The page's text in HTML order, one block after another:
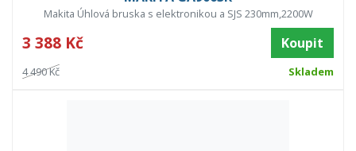
Makita Úhlová bruska s elektronikou a SJS 230mm,2200W
3 388 Kč Koupit
4 490 Kč Skladem